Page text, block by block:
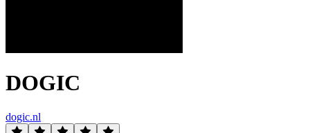
DOGIC
dogic.nl